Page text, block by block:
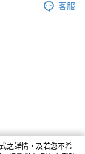
客服
之詳情，及若您不希